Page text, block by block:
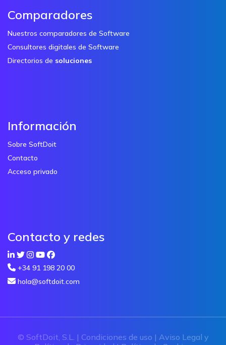
Comparadores
Nuestros comparadores de Software
Consultores digitales de Software
Directorios de soluciones
Información
Sobre SoftDoit
Contacto
Acceso privado
Contacto y redes
+34 91 198 20 00
hola@softdoit.com
© SoftDoit, S.L. | Condiciones de uso | Aviso Legal y